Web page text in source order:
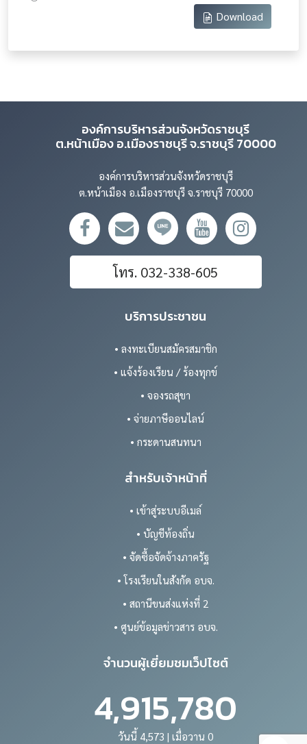
Download
องค์การบริหารส่วนจังหวัดราชบุรี
ต.หน้าเมือง อ.เมืองราชบุรี จ.ราชบุรี 70000
องค์การบริหารส่วนจังหวัดราชบุรี
ต.หน้าเมือง อ.เมืองราชบุรี จ.ราชบุรี 70000
โทร. 032-338-605
บริการประชาชน
• ลงทะเบียนสมัครสมาชิก
• แจ้งร้องเรียน / ร้องทุกข์
• จองรถสุขา
• จ่ายภาษีออนไลน์
• กระดานสนทนา
สำหรับเจ้าหน้าที่
• เข้าสู่ระบบอีเมล์
• บัญชีท้องถิ่น
• จัดซื้อจัดจ้างภาครัฐ
• โรงเรียนในสังกัด อบจ.
• สถานีขนส่งแห่งที่ 2
• ศูนย์ข้อมูลข่าวสาร อบจ.
จำนวนผู้เยี่ยมชมเว็ปไซต์
4,915,780
วันนี้ 4,573 | เมื่อวาน 0